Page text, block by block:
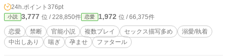
クリ登場人物紹介。 ------------------ 【一章：高級わんこは玩具を愛でる】 ＜登場
人物＞ ・羽山 みのり（26） ・瀬尾 拓也 （36）既婚者 ------------------ 【二
章：運命～溺愛ペットとメロメロ飼い主】 ＜登場人物＞ ・月島 誠人（41） ・
有沢 茉央（32） ------------------ 【三章：狂い咲き四つ巴の雌雄】 ＜登場人物＞
２６歳の男女による４Pと、恋愛模様。 ・佐野 智樹 ・松野 久希 ・時乃 し
24h.ポイント 376pt
小説 3,777 位 / 228,850件 恋愛 1,972 位 / 66,375件
恋愛 禁断 官能小説 複数プレイ セックス描写多め
溺愛/執着
中出しあり
喘ぎ 孕ませ ファタール